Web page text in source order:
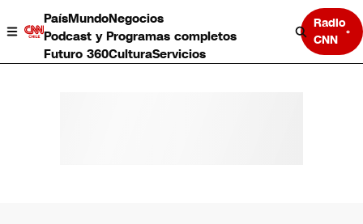
PaísMundoNegocios
Podcast y Programas completos
Futuro 360CulturaServicios
Radio
CNN